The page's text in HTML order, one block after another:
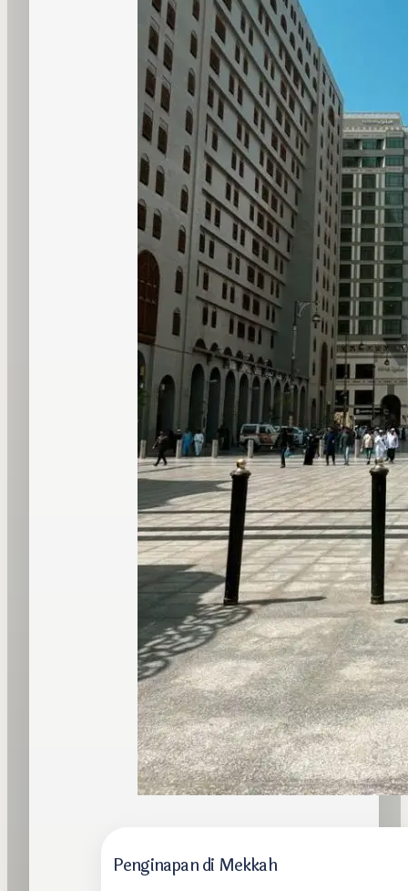
Penginapan di Mekkah